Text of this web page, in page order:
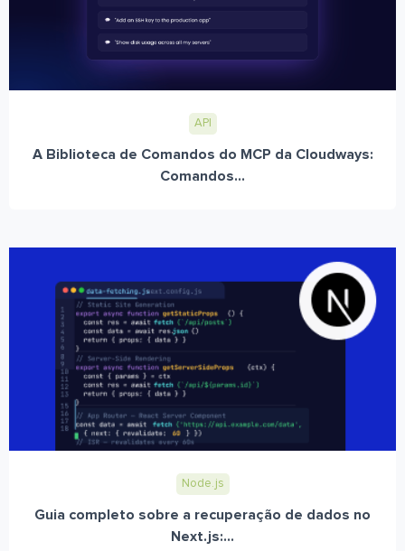
API
A Biblioteca de Comandos do MCP da Cloudways:
Comandos...
Node.js
Guia completo sobre a recuperação de dados no
Next.js:...